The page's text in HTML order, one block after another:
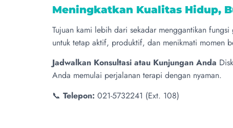
Meningkatkan Kualitas Hidup,
Tujuan kami lebih dari sekadar menggantikan
untuk tetap aktif, produktif, dan menikmati momen
Jadwalkan Konsultasi atau Kunjungan Anda
Anda memulai perjalanan terapi dengan nyaman.
📞 Telepon: 021-5732241 (Ext. 108)